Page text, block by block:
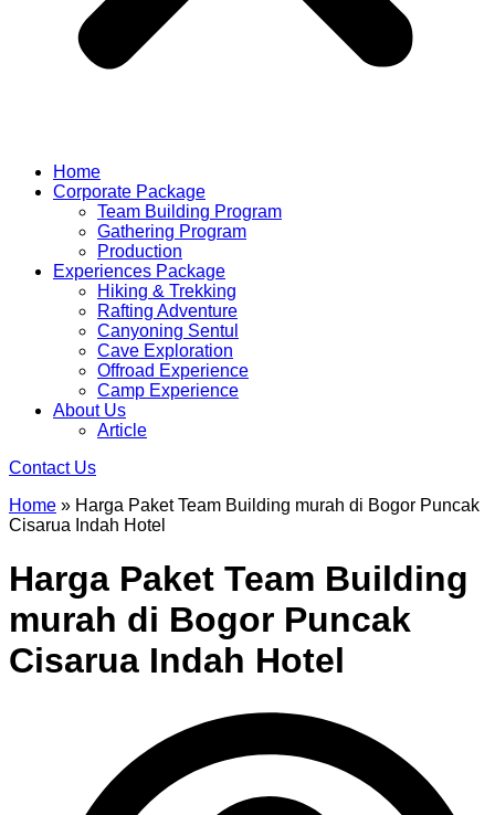
Home
Corporate Package
Team Building Program
Gathering Program
Production
Experiences Package
Hiking & Trekking
Rafting Adventure
Canyoning Sentul
Cave Exploration
Offroad Experience
Camp Experience
About Us
Article
Contact Us
Home » Harga Paket Team Building murah di Bogor Puncak
Cisarua Indah Hotel
Harga Paket Team Building
murah di Bogor Puncak
Cisarua Indah Hotel